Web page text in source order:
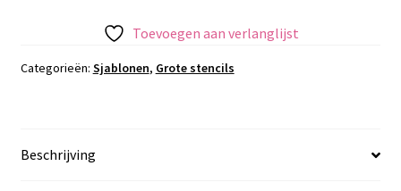
Toevoegen aan verlanglijst
Categorieën: Sjablonen, Grote stencils
Beschrijving